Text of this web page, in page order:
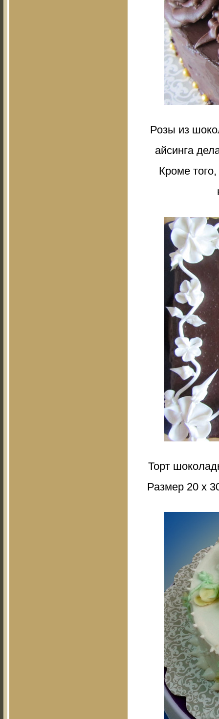
Розы из
айсинга
Кроме
Торт
Размер 20 х